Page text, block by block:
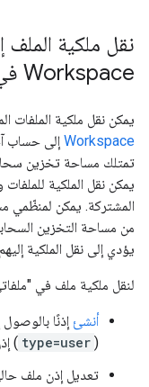
Workspace في المؤسسة نفسها
يمكن نقل ملكية الملفات
Workspace إلى حساب
تمتلك مساحة تخزين
يمكن نقل الملكية
المشتركة. يمكن لمنظّمي
من مساحة التخزين
يؤدي إلى نقل الملكية
لنقل ملكية ملف في
أنشئ إذنًا
(
type=user
)
تعديل إذن ملف